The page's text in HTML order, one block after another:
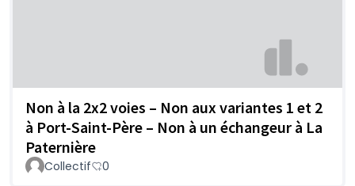
Non à la 2x2 voies – Non aux variantes 1 et 2
à Port-Saint-Père – Non à un échangeur à La
Paternière
Collectif 0